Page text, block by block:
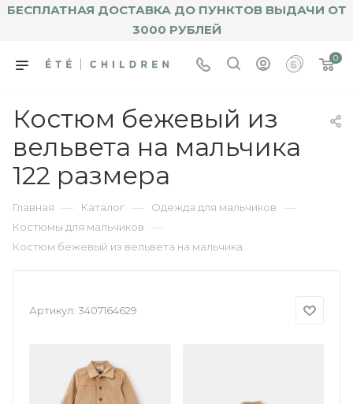
БЕСПЛАТНАЯ ДОСТАВКА ДО ПУНКТОВ ВЫДАЧИ ОТ
3000 РУБЛЕЙ
0
Костюм бежевый из
вельвета на мальчика
122 размера
Главная — Каталог — Одежда для мальчиков —
Костюмы для мальчиков —
Костюм бежевый из вельвета на мальчика
Артикул: 3407164629